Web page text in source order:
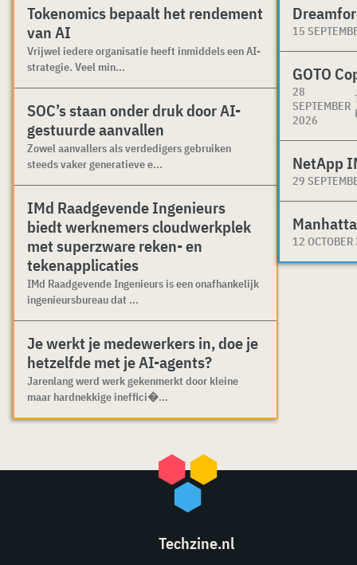
Tokenomics bepaalt het rendement
van AI
Vrijwel iedere organisatie heeft inmiddels een AI-
strategie. Veel min...
SOC’s staan onder druk door AI-
gestuurde aanvallen
Zowel aanvallers als verdedigers gebruiken
steeds vaker generatieve e...
IMd Raadgevende Ingenieurs
biedt werknemers cloudwerkplek
met superzware reken- en
tekenapplicaties
IMd Raadgevende Ingenieurs is een onafhankelijk
ingenieursbureau dat ...
Je werkt je medewerkers in, doe je
hetzelfde met je AI-agents?
Jarenlang werd werk gekenmerkt door kleine
maar hardnekkige ineffici�...
15
GOTO
28
SEPTEMBER
2026
NetApp
29
12
Techzine.nl